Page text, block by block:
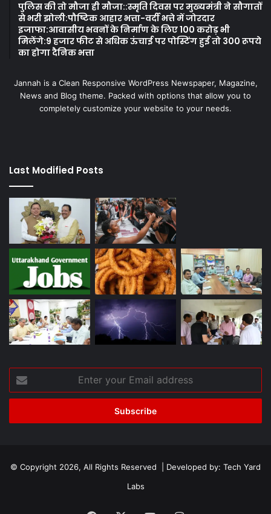
पुलिस की तो मौजा ही मौजा::स्मृति दिवस पर मुख्यमंत्री ने सौगातों
से भरी झोली:पौष्टिक आहार भत्ता-वर्दी भत्ते में जोरदार
इजाफा:आवासीय भवनों के निर्माण के लिए 100 करोड़ भी
मिलेंगे:9 हजार फीट से अधिक ऊंचाई पर पोस्टिंग हुई तो 300 रूपये
का होगा दैनिक भत्ता
Jannah is a Clean Responsive WordPress Newspaper, Magazine,
News and Blog theme. Packed with options that allow you to
completely customize your website to your needs.
Last Modified Posts
your
Email
© Copyright 2026, All Rights Reserved | Developed by: Tech Yard
Labs